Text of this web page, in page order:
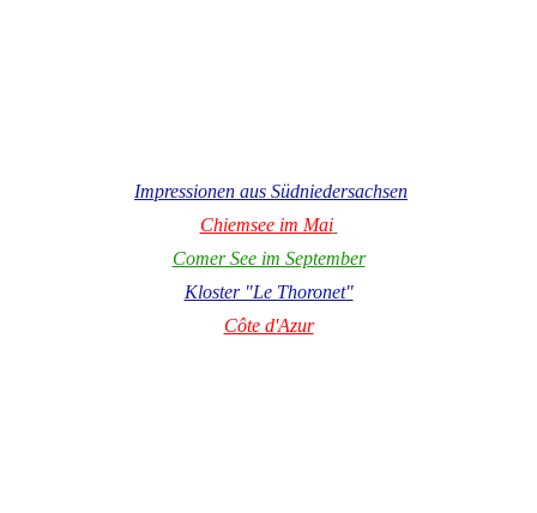
Impressionen aus Südniedersachsen
Chiemsee im Mai
Comer See im September
Kloster "Le Thoronet"
Côte d'Azur